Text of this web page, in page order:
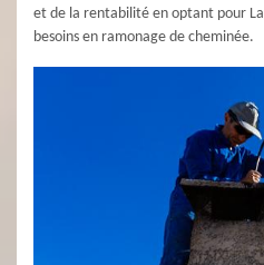
et de la rentabilité en optant pour La
besoins en ramonage de cheminée.